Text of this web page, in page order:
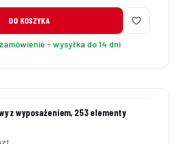
DO KOSZYKA
- wysyłka do 14 dni
z wyposażeniem, 253 elementy